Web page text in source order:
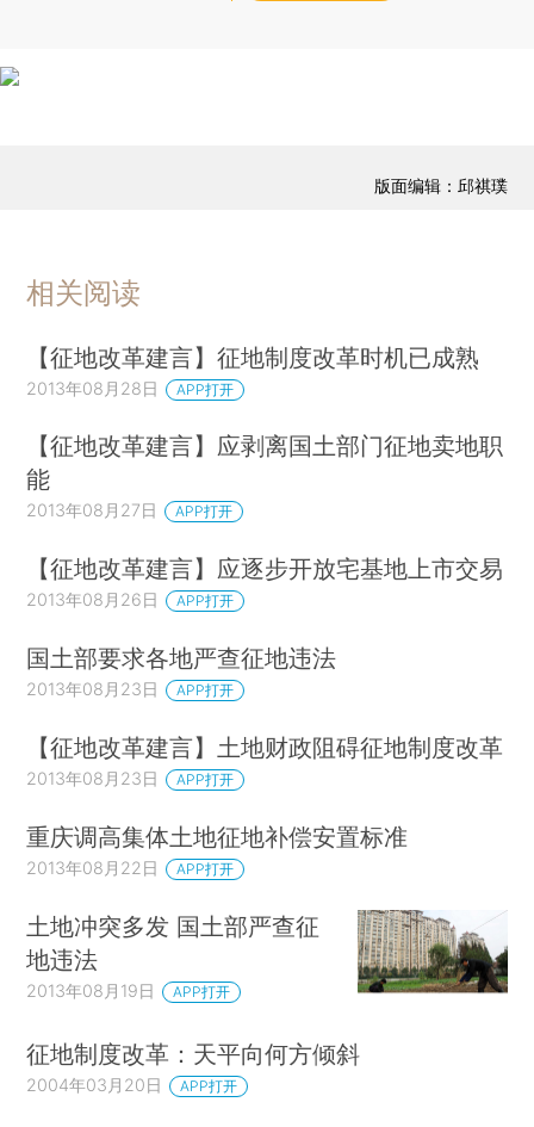
版面编辑：邱祺璞
相关阅读
【征地改革建言】征地制度改革时机已成熟
2013年08月28日 APP打开
【征地改革建言】应剥离国土部门征地卖地职
能
2013年08月27日 APP打开
【征地改革建言】应逐步开放宅基地上市交易
2013年08月26日 APP打开
国土部要求各地严查征地违法
2013年08月23日 APP打开
【征地改革建言】土地财政阻碍征地制度改革
2013年08月23日 APP打开
重庆调高集体土地征地补偿安置标准
2013年08月22日 APP打开
土地冲突多发 国土部严查征
地违法
2013年08月19日 APP打开
征地制度改革：天平向何方倾斜
2004年03月20日 APP打开